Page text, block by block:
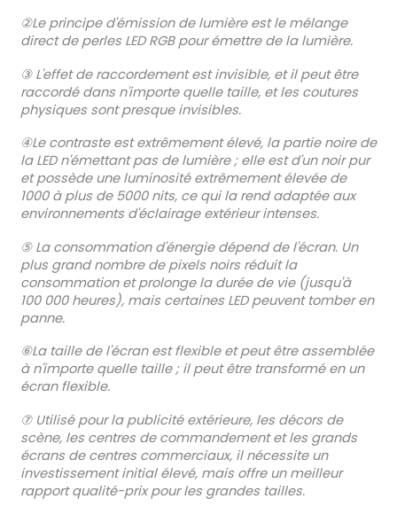
②Le principe d'émission de lumière est le mélange
direct de perles LED RGB pour émettre de la lumière.
③ L'effet de raccordement est invisible, et il peut être
raccordé dans n'importe quelle taille, et les coutures
physiques sont presque invisibles.
④Le contraste est extrêmement élevé, la partie noire de
la LED n'émettant pas de lumière ; elle est d'un noir pur
et possède une luminosité extrêmement élevée de
1000 à plus de 5000 nits, ce qui la rend adaptée aux
environnements d'éclairage extérieur intenses.
⑤ La consommation d'énergie dépend de l'écran. Un
plus grand nombre de pixels noirs réduit la
consommation et prolonge la durée de vie (jusqu'à
100 000 heures), mais certaines LED peuvent tomber en
panne.
⑥La taille de l'écran est flexible et peut être assemblée
à n'importe quelle taille ; il peut être transformé en un
écran flexible.
⑦ Utilisé pour la publicité extérieure, les décors de
scène, les centres de commandement et les grands
écrans de centres commerciaux, il nécessite un
investissement initial élevé, mais offre un meilleur
rapport qualité-prix pour les grandes tailles.